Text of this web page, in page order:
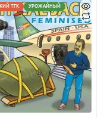
ТГК УРОЖАЙНЫЙ